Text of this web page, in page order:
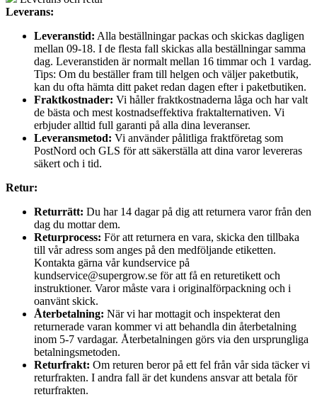
Leverans:
Leveranstid: Alla beställningar packas och skickas dagligen
mellan 09-18. I de flesta fall skickas alla beställningar samma
dag. Leveranstiden är normalt mellan 16 timmar och 1 vardag.
Tips: Om du beställer fram till helgen och väljer paketbutik,
kan du ofta hämta ditt paket redan dagen efter i paketbutiken.
Fraktkostnader: Vi håller fraktkostnaderna låga och har valt
de bästa och mest kostnadseffektiva fraktalternativen. Vi
erbjuder alltid full garanti på alla dina leveranser.
Leveransmetod: Vi använder pålitliga fraktföretag som
PostNord och GLS för att säkerställa att dina varor levereras
säkert och i tid.
Retur:
Returrätt: Du har 14 dagar på dig att returnera varor från den
dag du mottar dem.
Returprocess: För att returnera en vara, skicka den tillbaka
till vår adress som anges på den medföljande etiketten.
Kontakta gärna vår kundservice på
kundservice@supergrow.se för att få en returetikett och
instruktioner. Varor måste vara i originalförpackning och i
oanvänt skick.
Återbetalning: När vi har mottagit och inspekterat den
returnerade varan kommer vi att behandla din återbetalning
inom 5-7 vardagar. Återbetalningen görs via den ursprungliga
betalningsmetoden.
Returfrakt: Om returen beror på ett fel från vår sida täcker vi
returfrakten. I andra fall är det kundens ansvar att betala för
returfrakten.